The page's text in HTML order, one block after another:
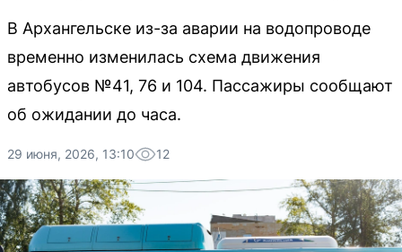
В Архангельске из-за аварии на водопроводе
временно изменилась схема движения
автобусов №41, 76 и 104. Пассажиры сообщают
об ожидании до часа.
29 июня, 2026, 13:10 12